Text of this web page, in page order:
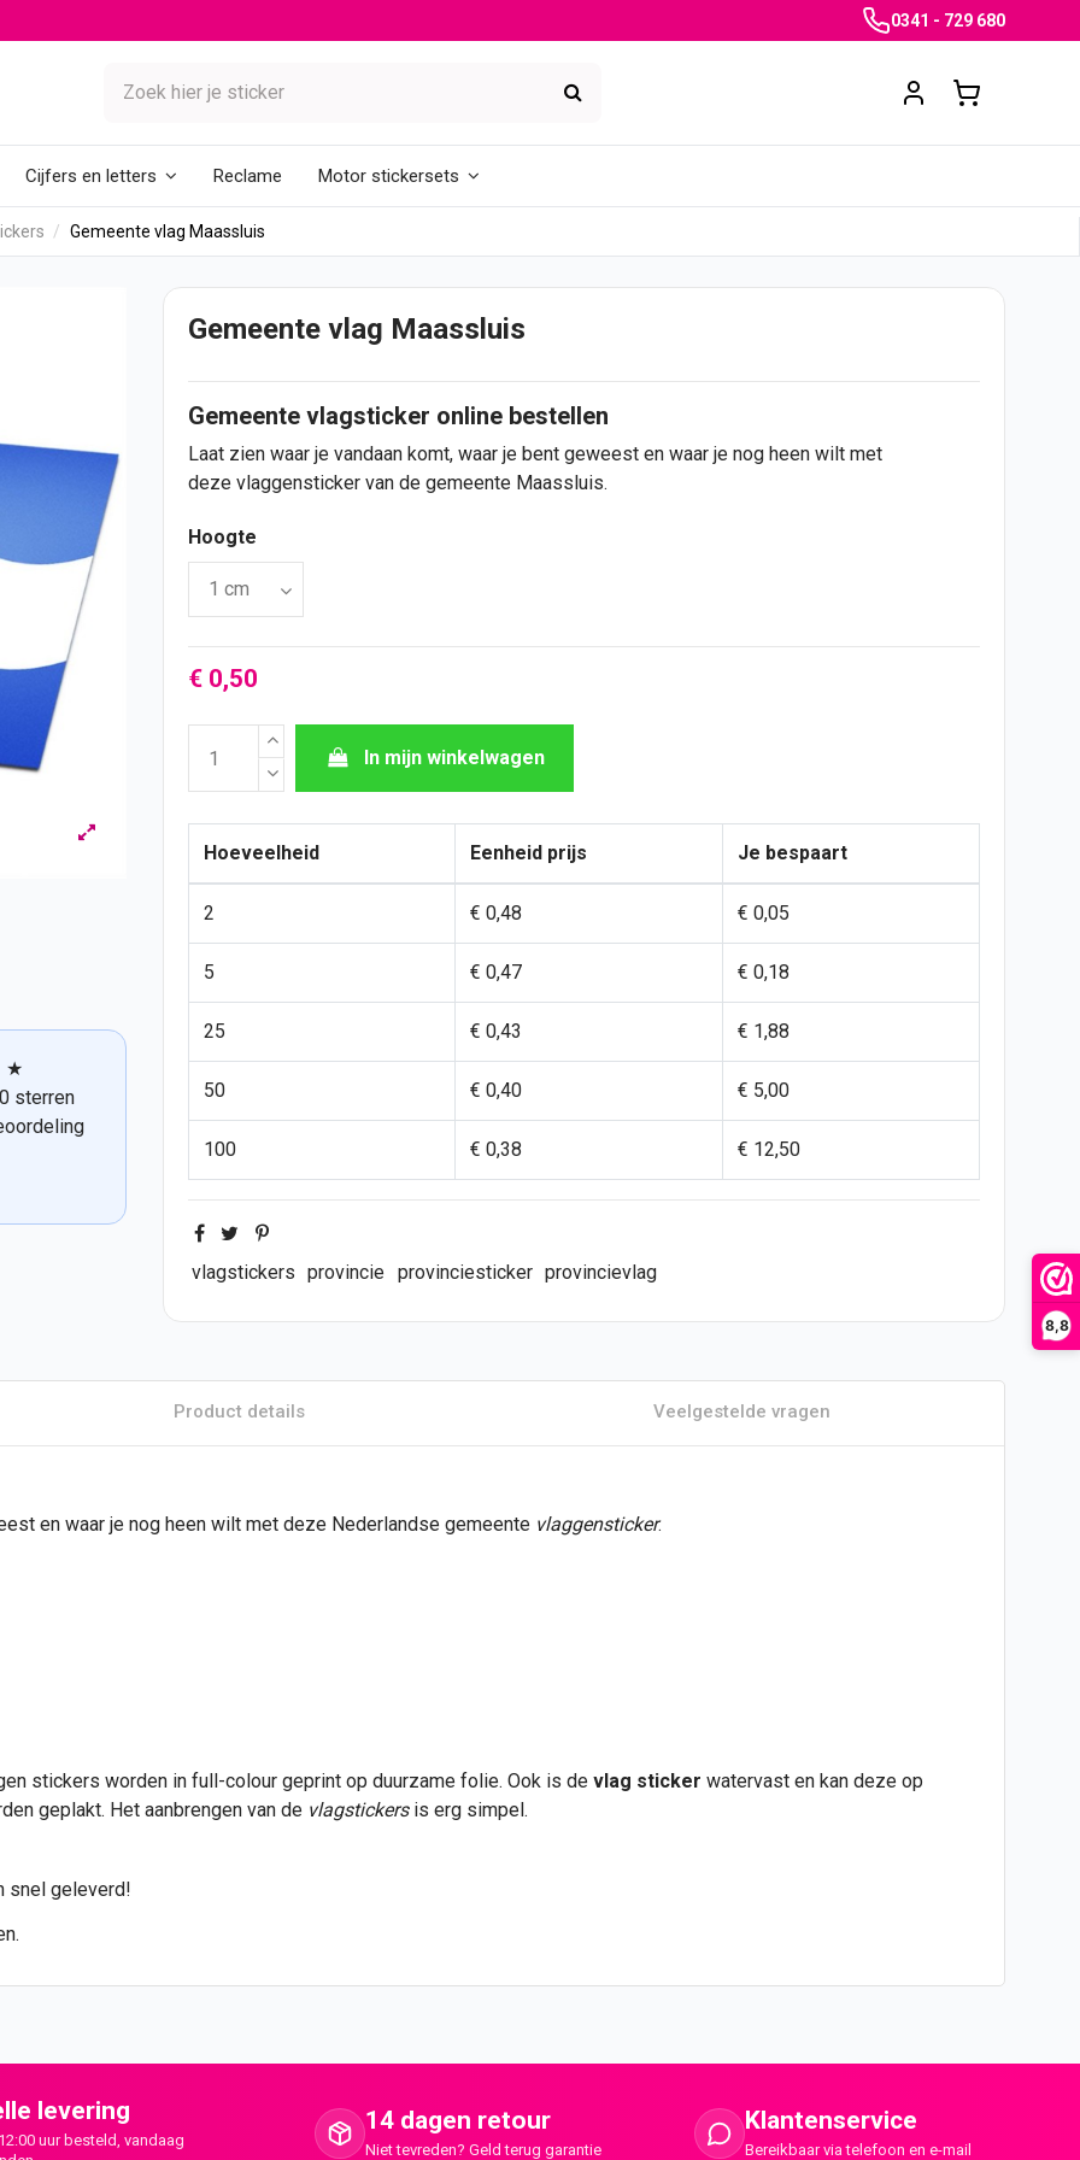
8,8
0341 - 729 680
Cijfers en letters Reclame Motor stickersets
Gemeente vlag Maassluis
★
sterren
Gemeente vlag Maassluis
Gemeente vlagsticker online bestellen
Laat zien waar je vandaan komt, waar je bent geweest en waar je nog heen wilt met
deze vlaggensticker van de gemeente Maassluis.
Hoogte
€ 0,50
In mijn winkelwagen
Hoeveelheid Eenheid prijs Je bespaart
2 € 0,48 € 0,05
5 € 0,47 € 0,18
25 € 0,43 € 1,88
50 € 0,40 € 5,00
100 € 0,38 € 12,50
vlagstickers provincie provinciesticker provincievlag
Product details Veelgestelde vragen
en waar je nog heen wilt met deze Nederlandse gemeente vlaggensticker.
stickers worden in full-colour geprint op duurzame folie. Ook is de vlag sticker watervast en kan deze op
geplakt. Het aanbrengen van de vlagstickersis erg simpel.
snel geleverd!
levering
uur besteld, vandaag
14 dagen retour
Niet tevreden? Geld terug garantie
Klantenservice
Bereikbaar via telefoon en e-mail